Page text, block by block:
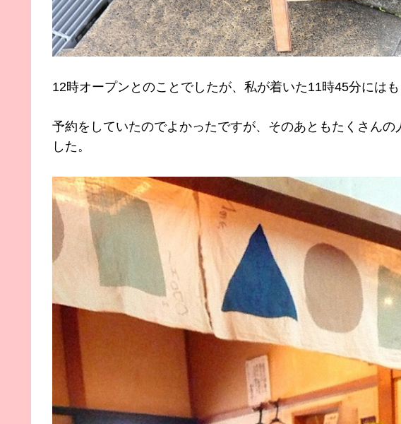
12時オープンとのことでしたが、私が着いた11時45分には
予約をしていたのでよかったですが、そのあともたくさん
した。